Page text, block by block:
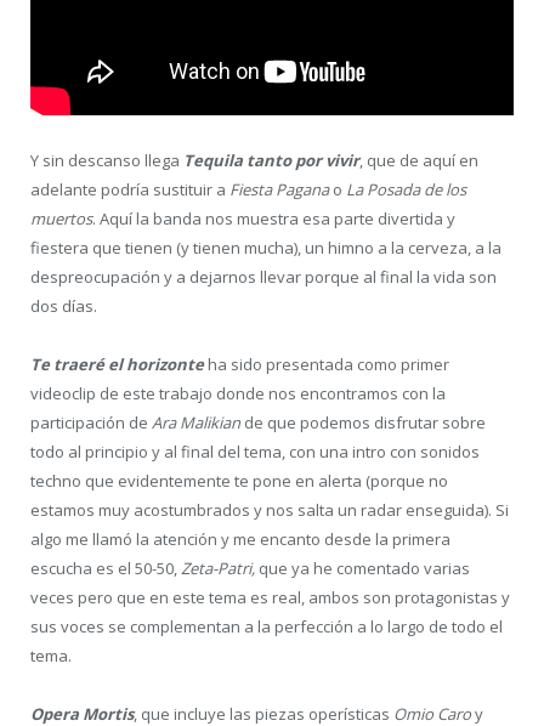
Y sin descanso llega Tequila tanto por vivir, que de aquí en
adelante podría sustituir a Fiesta Paganao La Posada de los
muertos. Aquí la banda nos muestra esa parte divertida y
fiestera que tienen (y tienen mucha), un himno a la cerveza, a la
despreocupación y a dejarnos llevar porque al final la vida son
dos días.
Te traeré el horizonteha sido presentada como primer
videoclip de este trabajo donde nos encontramos con la
participación de Ara Malikian de que podemos disfrutar sobre
todo al principio y al final del tema, con una intro con sonidos
techno que evidentemente te pone en alerta (porque no
estamos muy acostumbrados y nos salta un radar enseguida). Si
algo me llamó la atención y me encanto desde la primera
escucha es el 50-50,Zeta-Patri, que ya he comentado varias
veces pero que en este tema es real, ambos son protagonistas y
sus voces se complementan a la perfección a lo largo de todo el
tema.
Opera Mortis, que incluye las piezas operísticas Omio Caroy